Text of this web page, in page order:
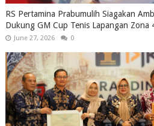
RS Pertamina Prabumulih Siagakan
Dukung GM Cup Tenis Lapangan Zona
June 27, 2026 0